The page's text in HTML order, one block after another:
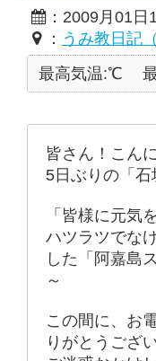
：2009月01
： うみ教日記
最高気温:℃
皆さん！こん
5日ぶりの「
「皆様に元気
ハツラツでな
した「阿嘉島
～
この間に、お
りがとうござ